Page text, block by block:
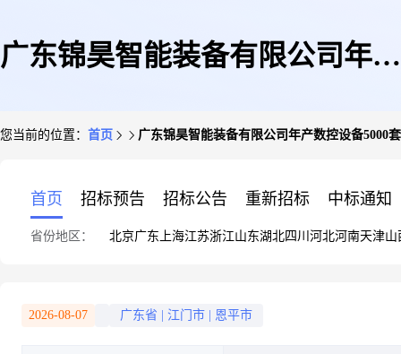
广东锦昊智能装备有限公司年产
您当前的位置： 首页 广东锦昊智能装备有限公司年产数控设备5000
首页 招标预告 招标公告 重新招标 中标通知
省份地区： 北京广东 上海江苏浙江山东湖北四川 河北河南天津山
2026-08-07 广东省 江门市 恩平市